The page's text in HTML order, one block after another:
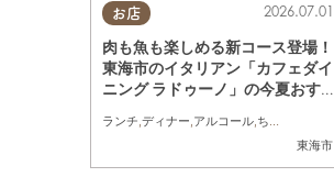
お店
東海市
2026.07.01
肉も魚も楽しめる新コース登場！
東海市のイタリアン「カフェダイ
ニング ラドゥーノ」の今夏おす
ランチ ディナー アルコール ちたまる広告